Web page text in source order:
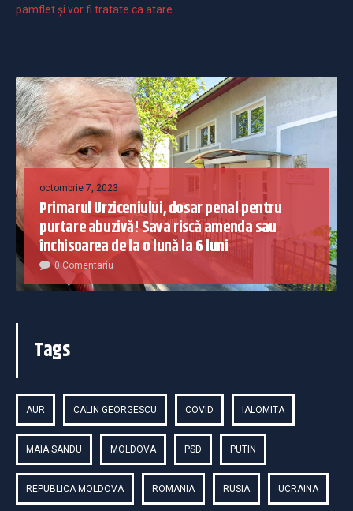
pamflet și vor fi tratate ca atare.
octombrie 7, 2023
Primarul Urziceniului, dosar penal pentru
purtare abuzivă! Sava riscă amenda sau
închisoarea de la o lună la 6 luni
0 Comentariu
Tags
AUR CALIN GEORGESCU COVID IALOMITA
MAIA SANDU MOLDOVA PSD PUTIN
REPUBLICA MOLDOVA ROMANIA RUSIA UCRAINA